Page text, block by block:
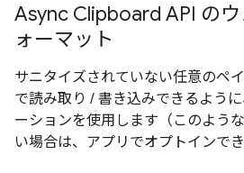
Async Clipboard API の
ォーマット
サニタイズされていない任意のペ
で読み取り / 書き込みできるよう
ーションを使用します（このよう
い場合は、アプリでオプトインでき